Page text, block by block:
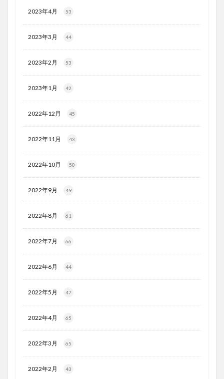
2023年4月 53
2023年3月 44
2023年2月 53
2023年1月 42
2022年12月 45
2022年11月 43
2022年10月 50
2022年9月 49
2022年8月 61
2022年7月 66
2022年6月 44
2022年5月 47
2022年4月 65
2022年3月 65
2022年2月 43